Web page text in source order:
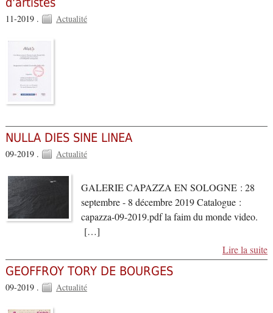
11-2019 . Actualité
NULLA DIES SINE LINEA
09-2019 . Actualité
GALERIE CAPAZZA EN SOLOGNE : 28
septembre - 8 décembre 2019 Catalogue :
capazza-09-2019.pdf la faim du monde video.
[…]
Lire la suite
GEOFFROY TORY DE BOURGES
09-2019 . Actualité